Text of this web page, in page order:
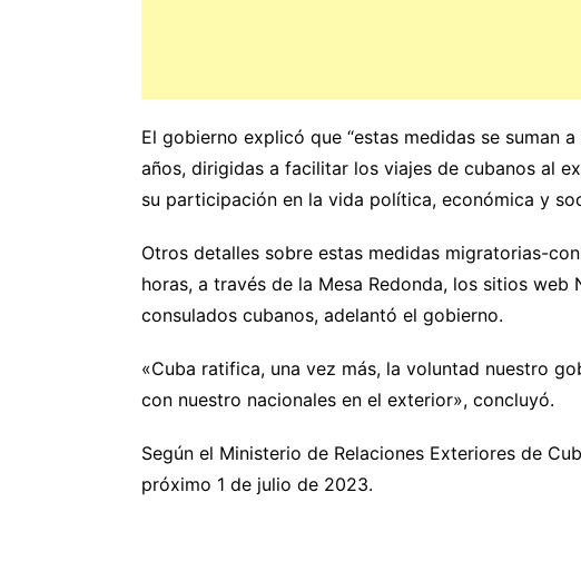
El gobierno explicó que “estas medidas se suman
años, dirigidas a facilitar los viajes de cubanos al
su participación en la vida política, económica y
Otros detalles sobre estas medidas migratorias-
horas, a través de la Mesa Redonda, los sitios web
consulados cubanos, adelantó el gobierno.
«Cuba ratifica, una vez más, la voluntad nuestro
con nuestro nacionales en el exterior», concluyó.
Según el Ministerio de Relaciones Exteriores de
próximo 1 de julio de 2023.